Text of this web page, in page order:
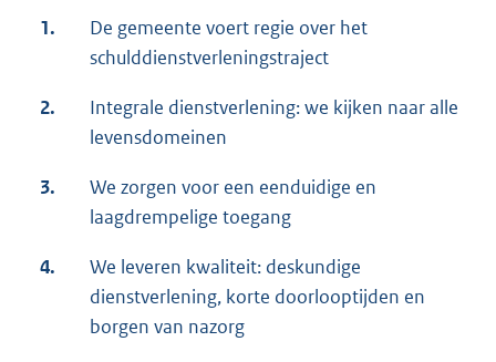
1.
De gemeente voert regie over het
schulddienstverleningstraject
2.
Integrale dienstverlening: we kijken naar alle
levensdomeinen
3.
We zorgen voor een eenduidige en
laagdrempelige toegang
4.
We leveren kwaliteit: deskundige
dienstverlening, korte doorlooptijden en
borgen van nazorg